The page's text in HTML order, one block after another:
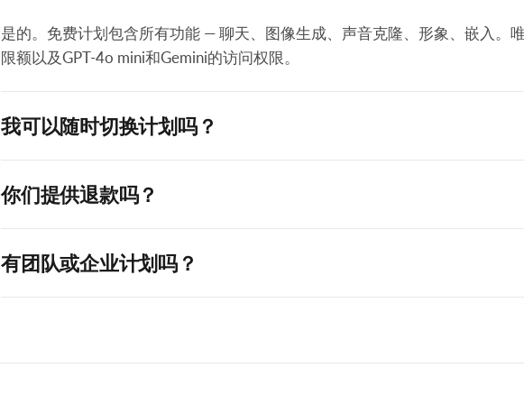
是的。免费计划包含所有功能 — 聊天、图像生成、声音克隆、形象、嵌入。
限额以及GPT-4o mini和Gemini的访问权限。
我可以随时切换计划吗？
你们提供退款吗？
有团队或企业计划吗？